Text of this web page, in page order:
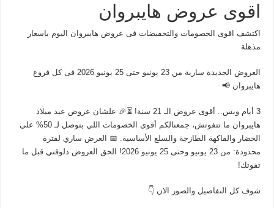
اقوى عروض هايبروان
اكتشف اقوى الخصومات والتخفيضات فى عروض هايبروان اليوم باسعار
مذهلة
العروض الجديدة سارية من 23 يونيو حتى 25 يونيو 2026 فى كل فروع
هايبروان 📢
3 أيام وبس.. أقوى عروض الـ 21 سنة! ⏳🎉 علشان عروض عيد ميلاد
هايبروان ما تتفوتش، جمعنالكم أقوى الخصومات اللي بتوصل لـ 50% على
الخضار والفاكهة الطازجة والسلع الأساسية. 📅 العرض ساري لفترة
محدودة: من 23 يونيو وحتى 25 يونيو 2026! الحق العروض دلوقتي قبل ما
تفوتك!
شوف كل التفاصيل والصور الان 👇